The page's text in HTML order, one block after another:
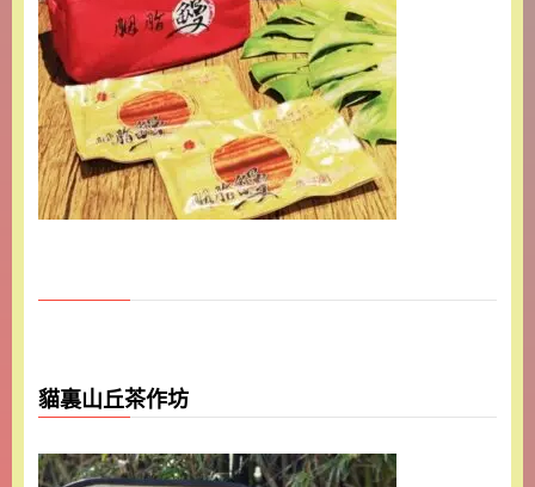
貓裏山丘茶作坊